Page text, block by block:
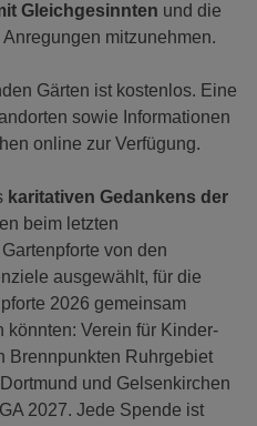
Gleichgesinnten und die
mitzunehmen.
Gärten ist kostenlos. Eine
sowie Informationen
online zur Verfügung.
karitativen Gedankens der
beim letzten
von den
ausgewählt, für die
2026 gemeinsam
könnten: Verein für Kinder-
Brennpunkten Ruhrgebiet
und Gelsenkirchen
2027. Jede Spende ist